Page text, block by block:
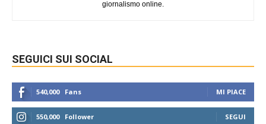
giornalismo online.
SEGUICI SUI SOCIAL
540,000 Fans MI PIACE
550,000 Follower SEGUI